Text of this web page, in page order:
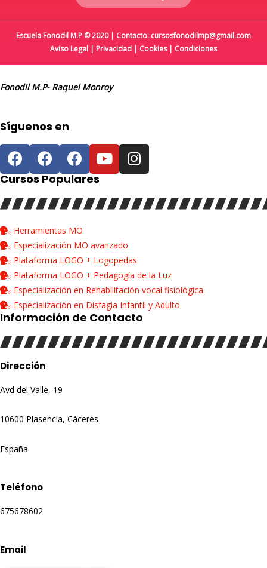
Escuela Fonodil M.P © 2020 | Contacto: cursosfonodilmp@gmail.com
Aviso Legal | Privacidad | Cookies| Condiciones
Fonodil M.P- Raquel Monroy
Síguenos en
Cursos Populares
Herramientas MO
Especialización MO avanzado
Plataforma LOGO + Logopedas
Plataforma LOGO + Pedagogía de la Luz
Especialización en Rehabilitación vocal fisiológica.
Especialización en Disfagia Infantil y Adulto
Información de Contacto
Dirección
Avd del Valle, 19
10600 Plasencia, Cáceres
España
Teléfono
675678602
Email